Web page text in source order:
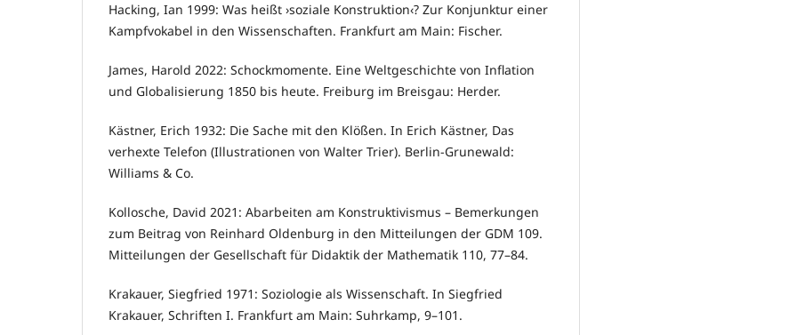
Hacking, Ian 1999: Was heißt ›soziale Konstruktion‹? Zur Konjunktur einer
Kampfvokabel in den Wissenschaften. Frankfurt am Main: Fischer.
James, Harold 2022: Schockmomente. Eine Weltgeschichte von Inflation
und Globalisierung 1850 bis heute. Freiburg im Breisgau: Herder.
Kästner, Erich 1932: Die Sache mit den Klößen. In Erich Kästner, Das
verhexte Telefon (Illustrationen von Walter Trier). Berlin-Grunewald:
Williams & Co.
Kollosche, David 2021: Abarbeiten am Konstruktivismus – Bemerkungen
zum Beitrag von Reinhard Oldenburg in den Mitteilungen der GDM 109.
Mitteilungen der Gesellschaft für Didaktik der Mathematik 110, 77–84.
Krakauer, Siegfried 1971: Soziologie als Wissenschaft. In Siegfried
Krakauer, Schriften I. Frankfurt am Main: Suhrkamp, 9–101.